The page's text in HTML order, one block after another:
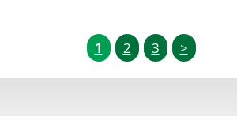
1 2 3 >